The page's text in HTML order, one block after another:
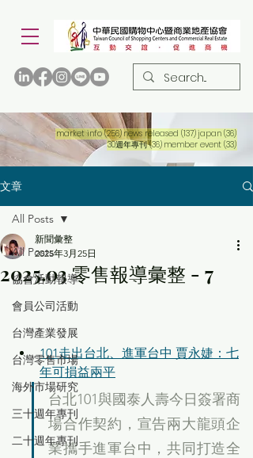
market info (256)256 篇文章
news released (137)137 篇文章
japan (36)36 篇
30週年專刊 (36)36 篇文章
member event (33)33 篇
文章
All Posts
協會活動報導
會員公司活動
台灣產業發展
台灣零售市場
海外市場研究
三十週年專刊
二十週年專刊
All Posts
2025.03 零售報導彙整 - 7
新聞彙整
2025年3月25日
101走出台北、進軍台中 賈永婕：七
年可損益兩平
台北101與國泰人壽今日簽署商
場合作契約，宣告兩大龍頭企
業攜手進軍台中，共同打造全